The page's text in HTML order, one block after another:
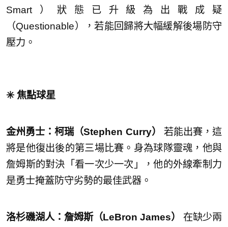
Smart）狀態已升級為出戰成疑
（Questionable），若能回歸將大幅緩解後場防守
壓力。
✳️ 焦點球星
金州勇士：柯瑞（Stephen Curry）
若能出賽，這
將是他復出後的第三場比賽。身為球隊靈魂，他與
詹姆斯的對決「看一次少一次」，他的外線牽制力
是勇士掩蓋防守劣勢的最佳武器。
洛杉磯湖人：詹姆斯（LeBron James）
在缺少兩